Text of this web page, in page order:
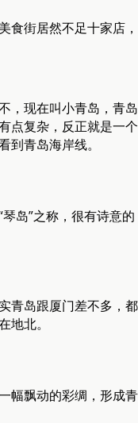
食街居然不足十家店，
，现在叫小青岛，青岛
点复杂，反正就是一个
青岛海岸线。
岛”之称，很有诗意的
青岛跟厦门差不多，都
地北。
幅飘动的彩绸，形成青